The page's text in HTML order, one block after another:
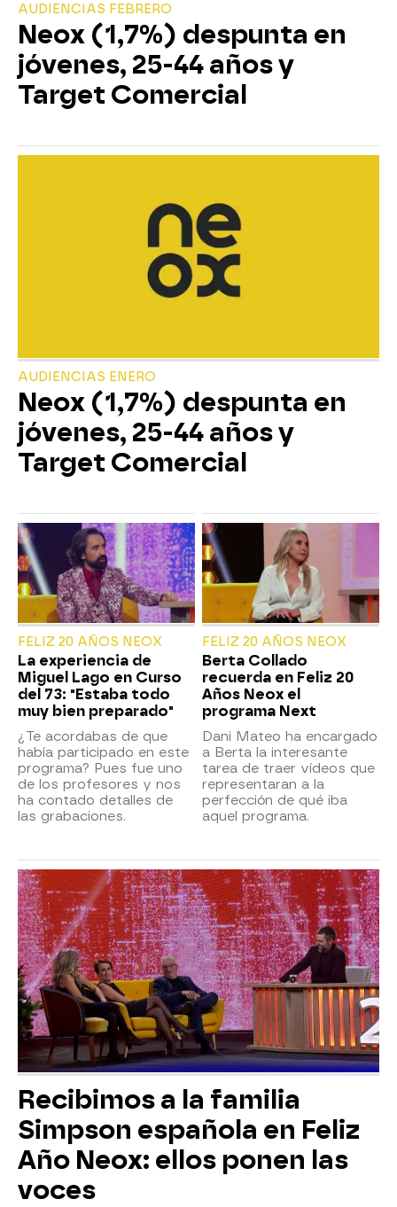
AUDIENCIAS FEBRERO
Neox (1,7%) despunta en
jóvenes, 25-44 años y
Target Comercial
AUDIENCIAS ENERO
Neox (1,7%) despunta en
jóvenes, 25-44 años y
Target Comercial
FELIZ 20 AÑOS NEOX
La experiencia de
Miguel Lago en Curso
del 73: "Estaba todo
muy bien preparado"
¿Te acordabas de que
había participado en este
programa? Pues fue uno
de los profesores y nos
ha contado detalles de
las grabaciones.
FELIZ 20 AÑOS NEOX
Berta Collado
recuerda en Feliz 20
Años Neox el
programa Next
Dani Mateo ha encargado
a Berta la interesante
tarea de traer vídeos que
representaran a la
perfección de qué iba
aquel programa.
Recibimos a la familia
Simpson española en Feliz
Año Neox: ellos ponen las
voces